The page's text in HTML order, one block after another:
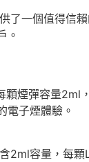
了一個值得信
。
顆煙彈容量2ml
電子煙體驗。
2ml容量，每